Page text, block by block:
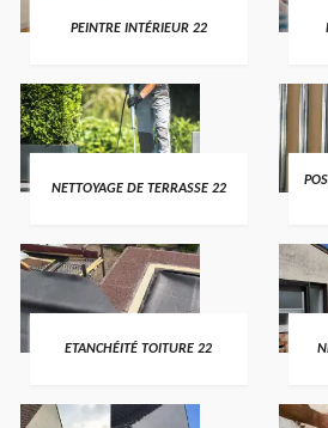
PEINTRE INTÉRIEUR 22
NETTOYAGE DE TERRASSE 22
ETANCHÉITÉ TOITURE 22